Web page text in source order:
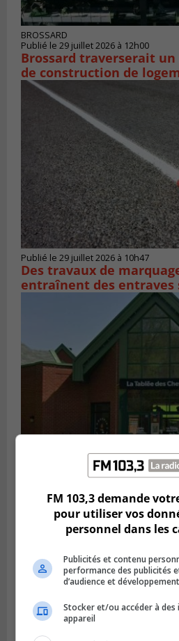
BROSSARD
Publié le 29 juillet 2026 à 12h00
Brossard traverserait
de construction de
Publié le 29 juillet 2026 à 10h47
Des travaux de
entraînent des entraves
VIEUX-LONGUEUIL
Publié le 28 juillet 2026 à 07h44
La Tablée des chefs
financier pour
FM 103,3 demande
pour utiliser vos
personnel dans les
Publicités et contenu
performance des publicités
d’audience et
Stocker et/ou accéder à
appareil